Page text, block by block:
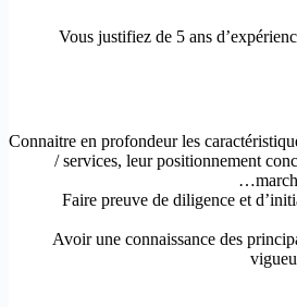
Vous justifiez de 5 ans
-Connaitre en profondeur les
/ services, leur positionnement
-Faire preuve de diligence et
-Avoir une connaissance des